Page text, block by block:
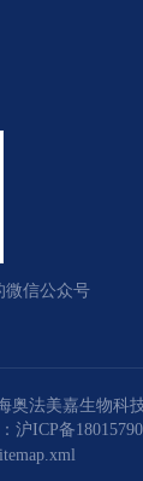
微信公众号
奥法美嘉生物科
沪ICP备